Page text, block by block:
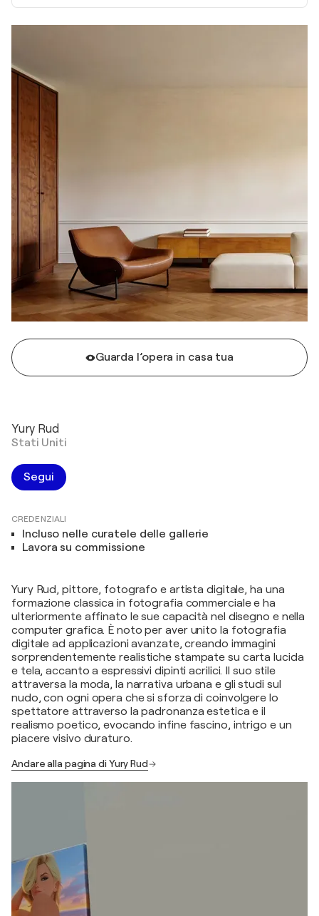
Guarda l’opera in casa tua
Yury Rud
Stati Uniti
Segui
CREDENZIALI
Incluso nelle curatele delle gallerie
Lavora su commissione
Yury Rud, pittore, fotografo e artista digitale, ha una
formazione classica in fotografia commerciale e ha
ulteriormente affinato le sue capacità nel disegno e nella
computer grafica. È noto per aver unito la fotografia
digitale ad applicazioni avanzate, creando immagini
sorprendentemente realistiche stampate su carta lucida
e tela, accanto a espressivi dipinti acrilici. Il suo stile
attraversa la moda, la narrativa urbana e gli studi sul
nudo, con ogni opera che si sforza di coinvolgere lo
spettatore attraverso la padronanza estetica e il
realismo poetico, evocando infine fascino, intrigo e un
piacere visivo duraturo.
Andare alla pagina di Yury Rud